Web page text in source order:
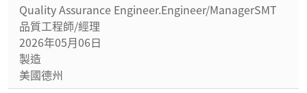
Quality Assurance Engineer.Engineer/ManagerSMT
品質工程師/經理
2026年05月06日
製造
美國德州